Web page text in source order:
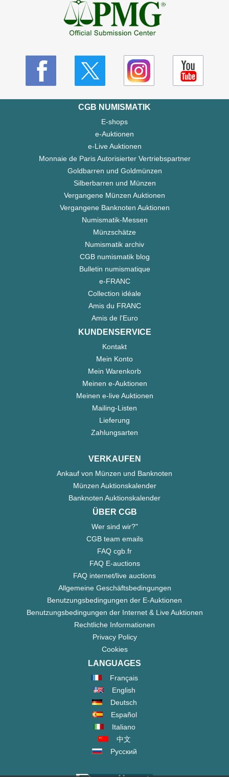
CGB NUMISMATIK
E-shops
e-Auktionen
e-Live Auktionen
Monnaie de Paris Autorisierter Vertriebspartner
Goldbarren und Goldmünzen
Silberbarren und Münzen
Vergangene Münzen Auktionen
Vergangene Banknoten Auktionen
Numismatik-Messen
Münzschätze
Numismatik archiv
CGB numismatik blog
Bulletin numismatique
e-FRANC
Collection idéale
Amis du FRANC
Amis de l'Euro
KUNDENSERVICE
Kontakt
Mein Konto
Mein Warenkorb
Meinen e-Auktionen
Meinen e-live Auktionen
Mailing-Listen
Lieferung
Zahlungsarten
VERKAUFEN
Ankauf von Münzen und Banknoten
Münzen Auktionskalender
Banknoten Auktionskalender
ÜBER CGB
Wer sind wir?"
CGB team emails
FAQ cgb.fr
FAQ E-auctions
FAQ internet/live auctions
Allgemeine Geschäftsbedingungen
Benutzungsbedingungen der E-Auktionen
Benutzungsbedingungen der Internet & Live Auktionen
Rechtliche Informationen
Privacy Policy
Cookies
LANGUAGES
Français
English
Deutsch
Español
Italiano
中文
Русский